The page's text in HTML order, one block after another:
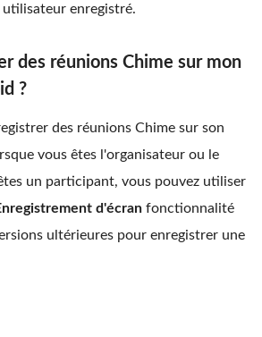
enregistré.
des réunions Chime sur mon
?
des réunions Chime sur son
vous êtes l'organisateur ou le
un participant, vous pouvez utiliser
d'écran fonctionnalité
ultérieures pour enregistrer une